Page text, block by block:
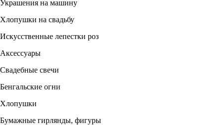
Украшения на машину
Хлопушки на свадьбу
Искусственные лепестки роз
Аксессуары
Свадебные свечи
Бенгальские огни
Хлопушки
Бумажные гирлянды, фигуры